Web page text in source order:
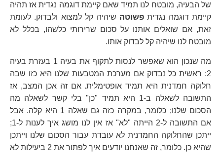
של הבעיה, מובטח לנו תמיד שאם קיימת דוגמה נגדית אז תהיה
קיימת דוגמה נגדיתפשוטה שיהיה קל למצוא ולבדוק. לעומת
זאת, אם שואלים אותנו על סכום שרירותי כלשהו, בכלל לא
מובטח לנו שיהיה קל לבדוק אותו.
מה שנכון הוא שאפשר לנסות לתקוף את בעיה 1 בעזרת בעיה
2: ראשית כל נבדוק אם מערכת המטבעות שלנו היא כזו שבה
חלוקה חמדנית היא תמיד אופטימלית. אם זה אכן המצב, אז
התשובה לשאלה ב-1 היא תמיד "כן" בלי קשר לשאלה מה
הסכום שלנו; כלומר, במקרה כזה גם שאלה 1 היא קלה. אבל
אם התשובה ל-2 הייתה "לא" אז אין לנו מושג איך לענות ל-1;
ייתכן שהחלוקה החמדנית לא עובדת עבור הסכום שלנו וייתכן
שהיא כן. כלומר, זה שאנחנו יודעים איך לפתור את 2 ביעילות לא